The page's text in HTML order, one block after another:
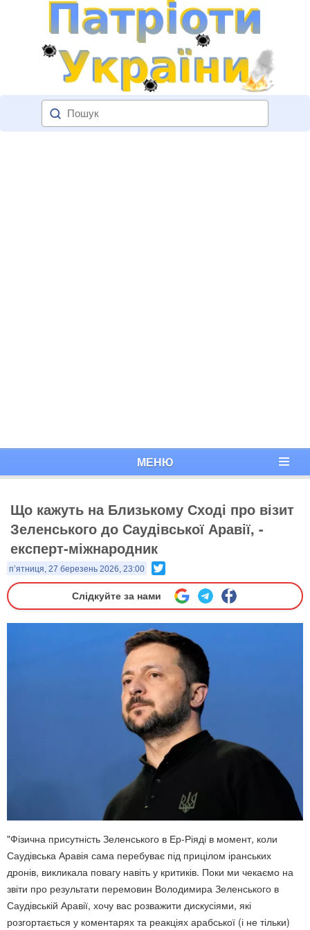
МЕНЮ
Що кажуть на Близькому Сході про візит
Зеленського до Саудівської Аравії, -
експерт-міжнародник
п’ятниця, 27 березень 2026, 23:00
Слідкуйте за нами
"Фізична присутність Зеленського в Ер-Ріяді в момент, коли
Саудівська Аравія сама перебуває під прицілом іранських
дронів, викликала повагу навіть у критиків. Поки ми чекаємо на
звіти про результати перемовин Володимира Зеленського в
Саудівській Аравії, хочу вас розважити дискусіями, які
розгортається у коментарях та реакціях арабської (і не тільки)